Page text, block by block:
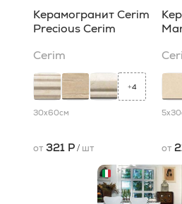
Керамогранит Cerim
Precious Cerim
Cerim
+4
30x60см
от 321 Р/ шт
5x30
от